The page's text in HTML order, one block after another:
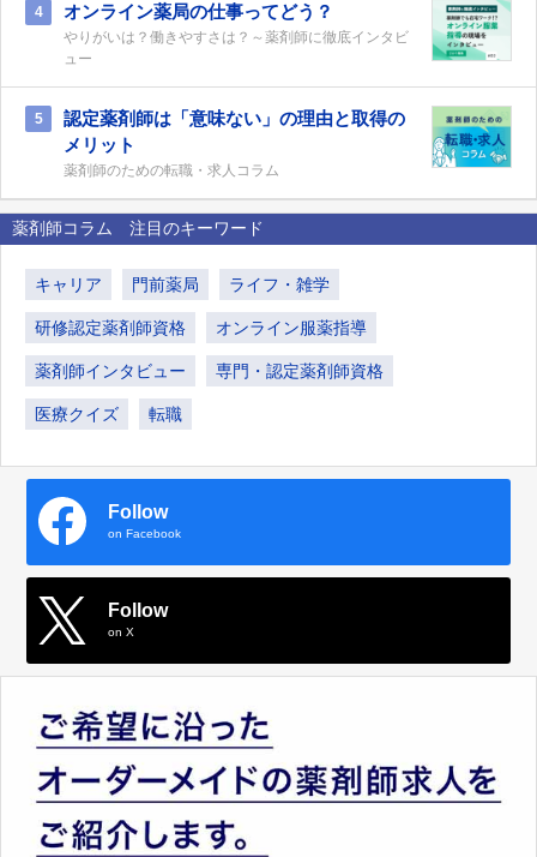
4 オンライン薬局の仕事ってどう？
やりがいは？働きやすさは？～薬剤師に徹底インタビ
ュー
5
認定薬剤師は「意味ない」の理由と取得の
メリット
薬剤師のための転職・求人コラム
薬剤師コラム 注目のキーワード
キャリア 門前薬局 ライフ・雑学
研修認定薬剤師資格 オンライン服薬指導
薬剤師インタビュー 専門・認定薬剤師資格
医療クイズ 転職
Follow
on Facebook
Follow
on X